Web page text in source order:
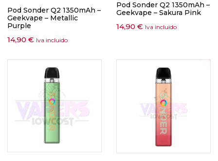
Pod Sonder Q2 1350mAh –
Geekvape – Metallic
Purple
14,90 € Iva incluido
Pod Sonder Q2 1350mAh –
Geekvape – Sakura Pink
14,90 € Iva incluido